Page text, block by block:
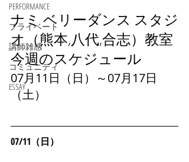
PERFORMANCE
プライベート
講師雑感
コミュニティ
ESSAY
ナミ ベリーダンス スタジ
オ（熊本,八代,合志）教室
今週のスケジュール
07月11日（日）～07月17日
（土）
07/11（日）